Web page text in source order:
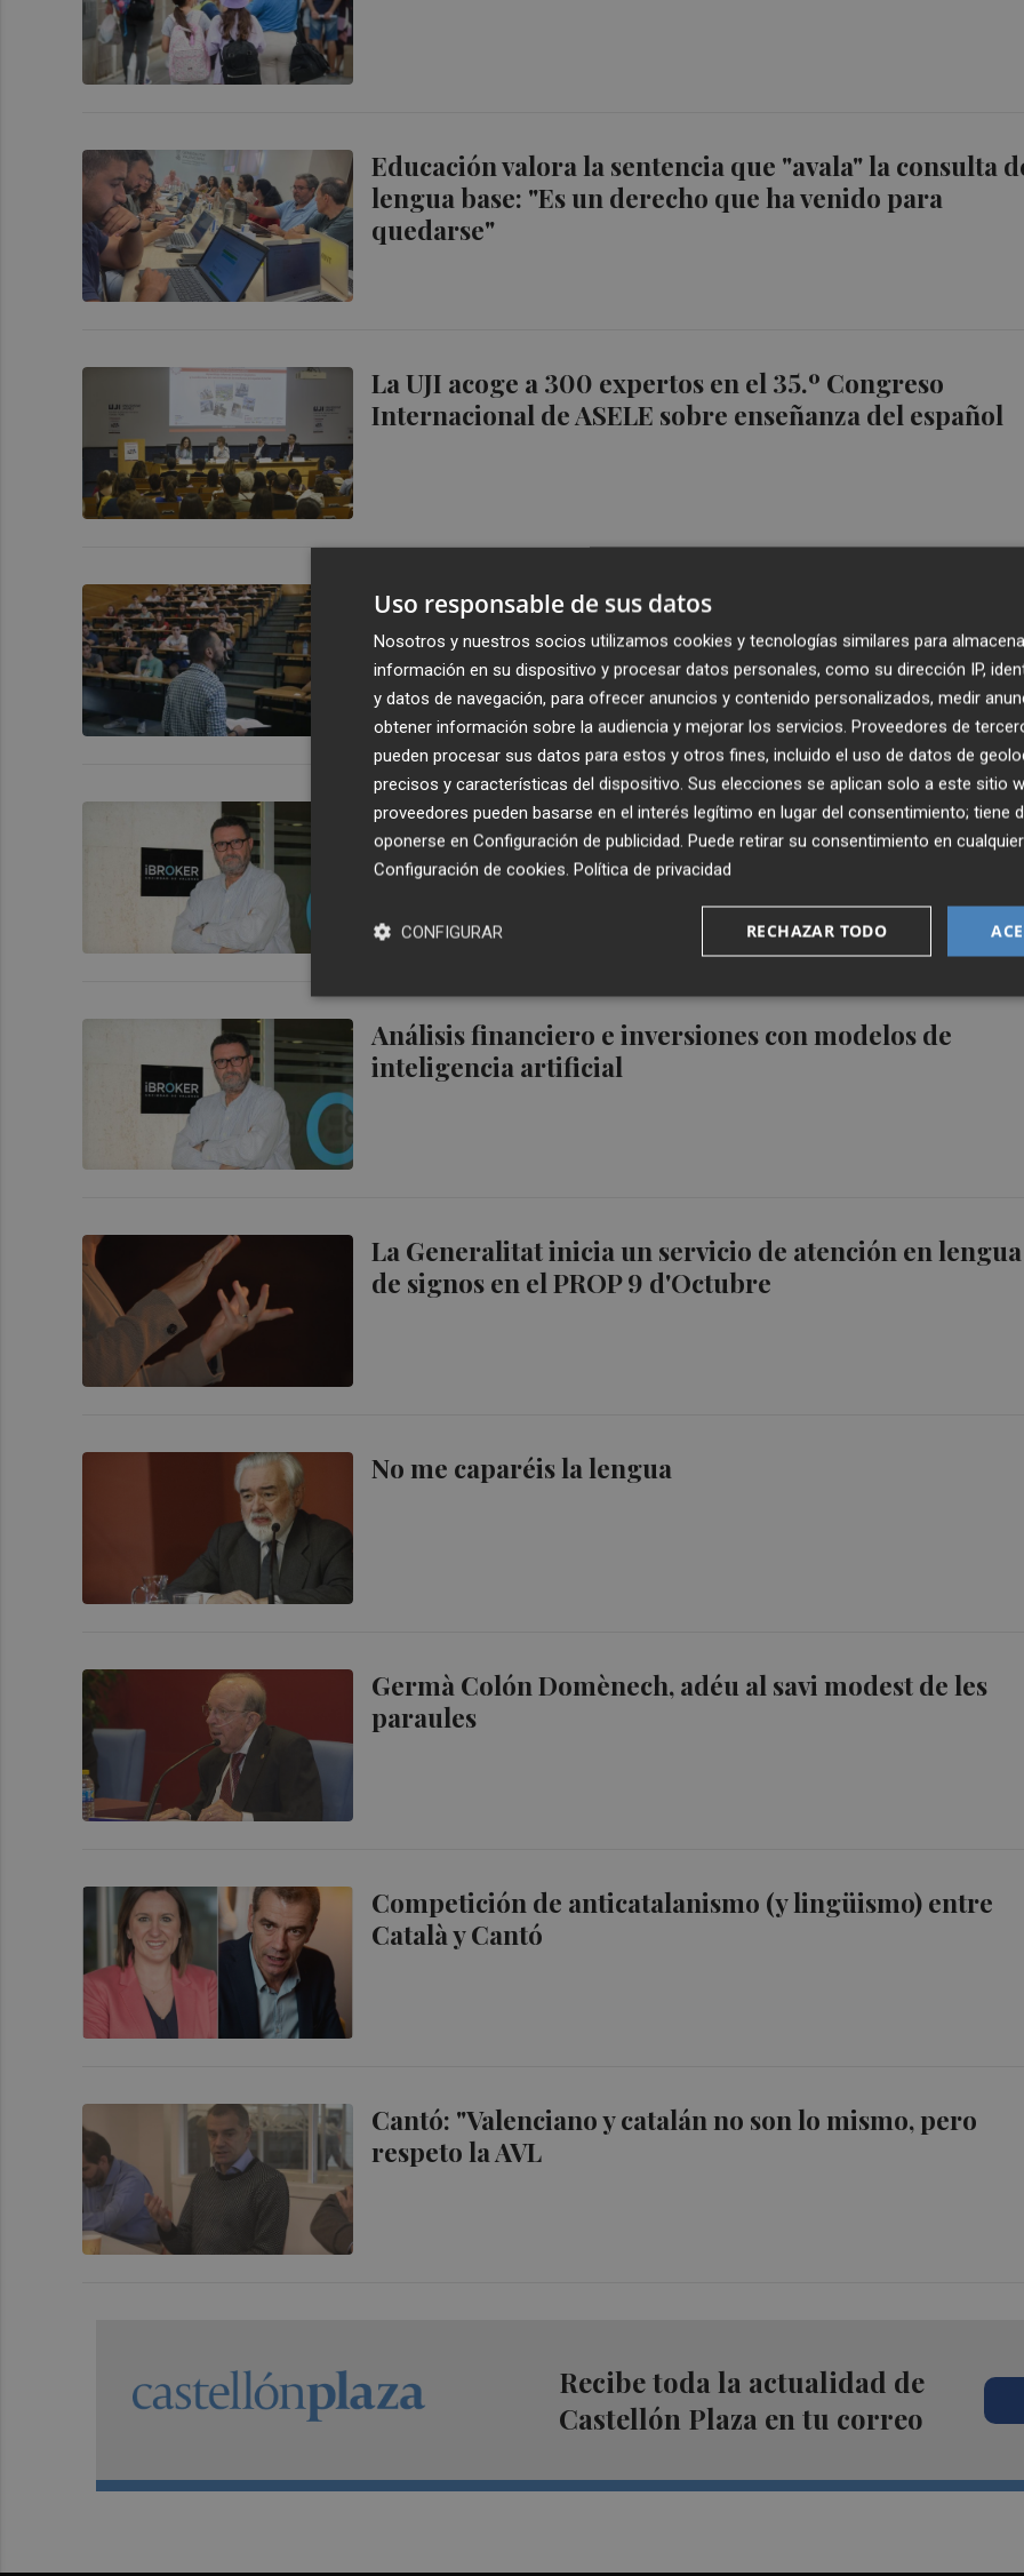
Educación valora la sentencia que "avala" la consulta
lengua base: "Es un derecho que ha venido para
quedarse"
La UJI acoge a 300 expertos en el 35.º Congreso
Internacional de ASELE sobre enseñanza del español
Los docentes de valenciano lamentan los "reiterados
ataques" del Consell hacia la lengua
Análisis financiero e inversiones con modelos de
inteligencia artificial
Análisis financiero e inversiones con modelos de
inteligencia artificial
La Generalitat inicia un servicio de atención en lengua
de signos en el PROP 9 d'Octubre
No me caparéis la lengua
Germà Colón Domènech, adéu al savi modest de les
paraules
Competición de anticatalanismo (y lingüismo) entre
Català y Cantó
Cantó: "Valenciano y catalán no son lo mismo, pero
respeto la AVL
Recibe toda la actualidad de
Castellón Plaza en tu correo
Uso responsable de sus datos
Nosotros y nuestros socios utilizamos cookies y tecnologías similares para
información en su dispositivo y procesar datos personales, como su dirección IP,
y datos de navegación, para ofrecer anuncios y contenido personalizados, medir
obtener información sobre la audiencia y mejorar los servicios. Proveedores de
pueden procesar sus datos para estos y otros fines, incluido el uso de datos de
precisos y características del dispositivo. Sus elecciones se aplican solo a este sitio
proveedores pueden basarse en el interés legítimo en lugar del consentimiento; tiene
oponerse en Configuración de publicidad. Puede retirar su consentimiento en
Configuración de cookies. Política de privacidad
RECHAZAR TODO
CONFIGURAR